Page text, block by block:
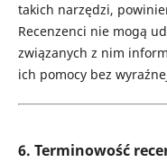
takich narzędzi,
Recenzenci nie mogą
związanych z nim
ich pomocy bez
6. Terminowość